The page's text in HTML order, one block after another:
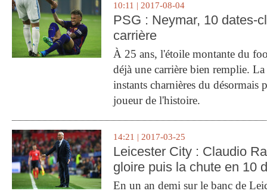
10:11 | 2017-08-04
PSG : Neymar, 10 dates-
carrière
À 25 ans, l'étoile montante du
déjà une carrière bien remplie.
instants charnières du désormais
joueur de l'histoire.
14:21 | 2017-03-25
Leicester City : Claudio
gloire puis la chute en 10
En un an demi sur le banc de